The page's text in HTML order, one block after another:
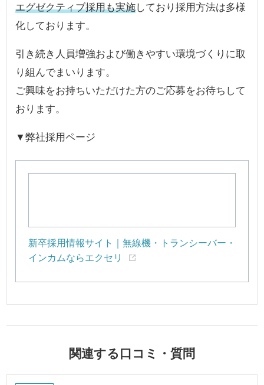
エグゼクティブ採用も実施しており採用方法は多様
化しております。
引き続き人員増強および働きやすい環境づくりに取
り組んでまいります。
ご興味をお持ちいただけた方のご応募をお待ちして
おります。
▼弊社採用ページ
新卒採用情報サイト｜無線機・トランシーバー・
インカムならエクセリ
関連する口コミ・質問